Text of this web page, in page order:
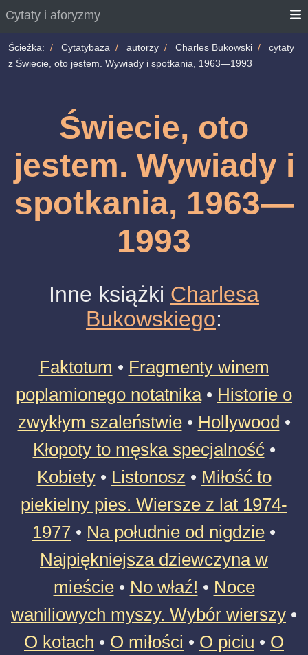
Cytaty i aforyzmy
Ścieżka: Cytatybaza autorzy Charles Bukowski
cytaty
z Świecie, oto jestem. Wywiady i spotkania, 1963—1993
Świecie, oto
jestem. Wywiady i
spotkania, 1963—
1993
Inne książki Charlesa
Bukowskiego:
Faktotum • Fragmenty winem
poplamionego notatnika • Historie o
zwykłym szaleństwie • Hollywood •
Kłopoty to męska specjalność •
Kobiety • Listonosz • Miłość to
piekielny pies. Wiersze z lat 1974-
1977 • Na południe od nigdzie •
Najpiękniejsza dziewczyna w
mieście • No właź! • Noce
waniliowych myszy. Wybór wierszy •
O kotach • O miłości • O piciu • O